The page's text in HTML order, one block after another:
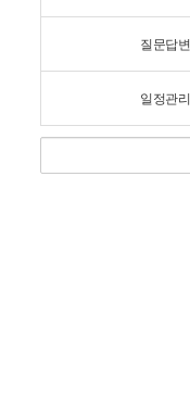
질문답변
일정관리